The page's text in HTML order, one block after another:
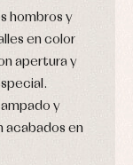
hombros y
en color
apertura y
y
acabados en